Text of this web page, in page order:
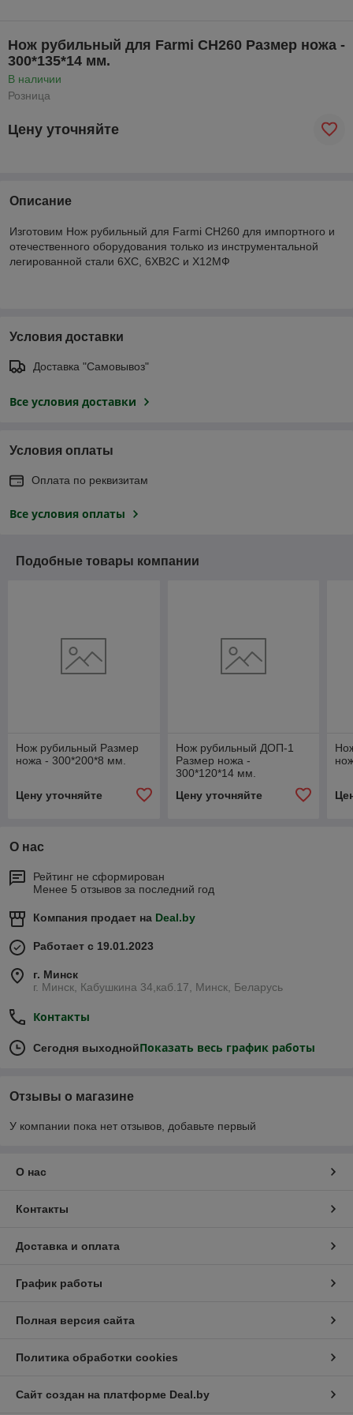
Нож рубильный для Farmi CH260 Размер ножа -
300*135*14 мм.
В наличии
Розница
Цену уточняйте
Описание
Изготовим Нож рубильный для Farmi CH260 для импортного и
отечественного оборудования только из инструментальной
легированной стали 6ХС, 6ХВ2С и Х12МФ
Условия доставки
Доставка "Самовывоз"
Все условия доставки
Условия оплаты
Оплата по реквизитам
Все условия оплаты
Подобные товары компании
Нож рубильный Размер
ножа - 300*200*8 мм.
Цену уточняйте
Нож рубильный ДОП-1
Размер ножа -
300*120*14 мм.
Цену уточняйте
О нас
Рейтинг не сформирован
Менее 5 отзывов за последний год
Компания продает на Deal.by
Работает с 19.01.2023
г. Минск
г. Минск, Кабушкина 34,каб.17, Минск, Беларусь
Контакты
Сегодня выходнойПоказать весь график работы
Отзывы о магазине
У компании пока нет отзывов, добавьте первый
О нас
Контакты
Доставка и оплата
График работы
Полная версия сайта
Политика обработки cookies
Сайт создан на платформе Deal.by